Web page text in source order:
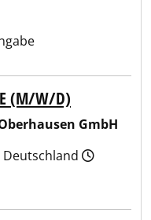
(M/W/D)
GmbH
Deutschland